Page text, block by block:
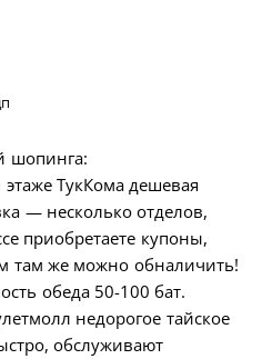
шопинга:
ТукКома дешевая
— несколько отделов,
приобретаете купоны,
там же можно обналичить!
обеда 50-100 бат.
недорогое тайское
обслуживают